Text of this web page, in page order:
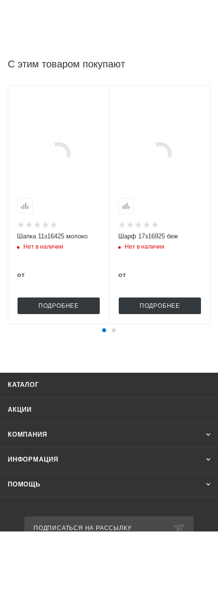
С этим товаром покупают
Шапка 11з16425 молоко
Нет в наличии
от
ПОДРОБНЕЕ
Шарф 17з16925 беж
Нет в наличии
от
ПОДРОБНЕЕ
КАТАЛОГ
АКЦИИ
КОМПАНИЯ
ИНФОРМАЦИЯ
ПОМОЩЬ
ПОДПИСАТЬСЯ НА РАССЫЛКУ